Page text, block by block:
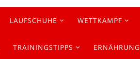
LAUFSCHUHE WETTKAMPF
TRAININGSTIPPS ERNÄHRUNG